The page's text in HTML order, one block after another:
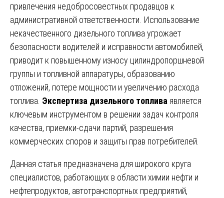
привлечения недобросовестных продавцов к
административной ответственности. Использование
некачественного дизельного топлива угрожает
безопасности водителей и исправности автомобилей,
приводит к повышенному износу цилиндропоршневой
группы и топливной аппаратуры, образованию
отложений, потере мощности и увеличению расхода
топлива. Экспертиза дизельного топлива является
ключевым инструментом в решении задач контроля
качества, приемки-сдачи партий, разрешения
коммерческих споров и защиты прав потребителей.
Данная статья предназначена для широкого круга
специалистов, работающих в области химии нефти и
нефтепродуктов, автотранспортных предприятий,